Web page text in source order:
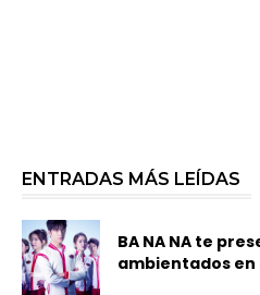
ENTRADAS MÁS LEÍDAS
BA NA NA te
ambientados en